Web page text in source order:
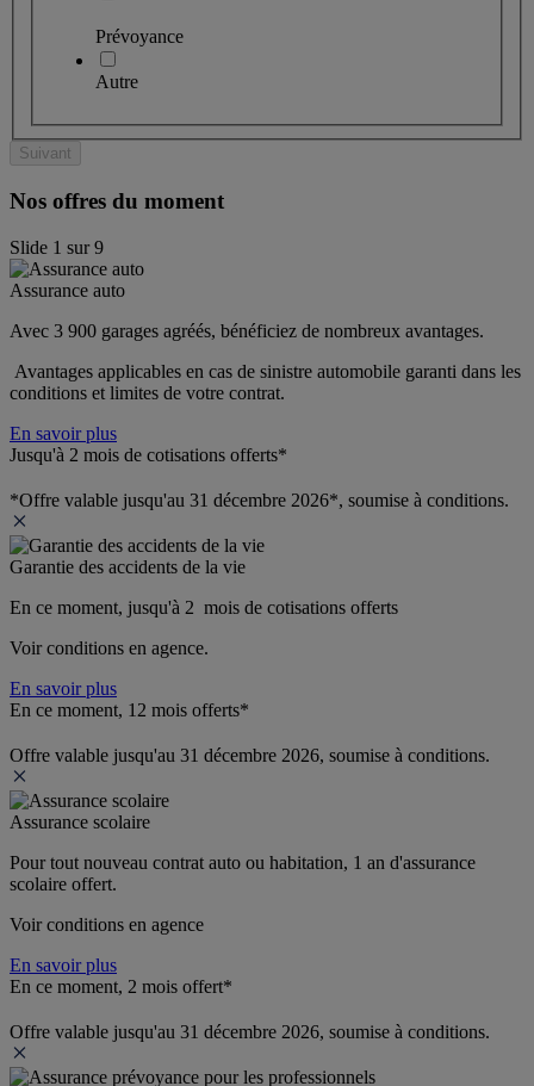
Prévoyance
Autre
Suivant
Nos offres du moment
Slide 1 sur9
Assurance auto
Avec 3 900 garages agréés, bénéficiez de nombreux avantages.
Avantages applicables en cas de sinistre automobile garanti dans les
conditions et limites de votre contrat.
En savoir plus
Jusqu'à 2 mois de cotisations offerts*
*Offre valable jusqu'au 31 décembre 2026*, soumise à conditions.
Garantie des accidents de la vie
En ce moment, jusqu'à 2  mois de cotisations offerts
Voir conditions en agence.
En savoir plus
En ce moment, 12 mois offerts*
Offre valable jusqu'au 31 décembre 2026, soumise à conditions.
Assurance scolaire
Pour tout nouveau contrat auto ou habitation, 1 an d'assurance
scolaire offert.
Voir conditions en agence
En savoir plus
En ce moment, 2 mois offert*
Offre valable jusqu'au 31 décembre 2026, soumise à conditions.